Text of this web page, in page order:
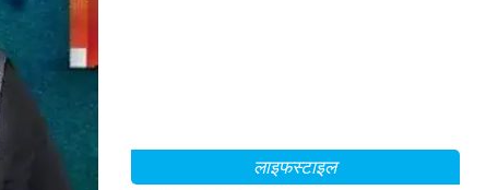
लाइफस्टाइल